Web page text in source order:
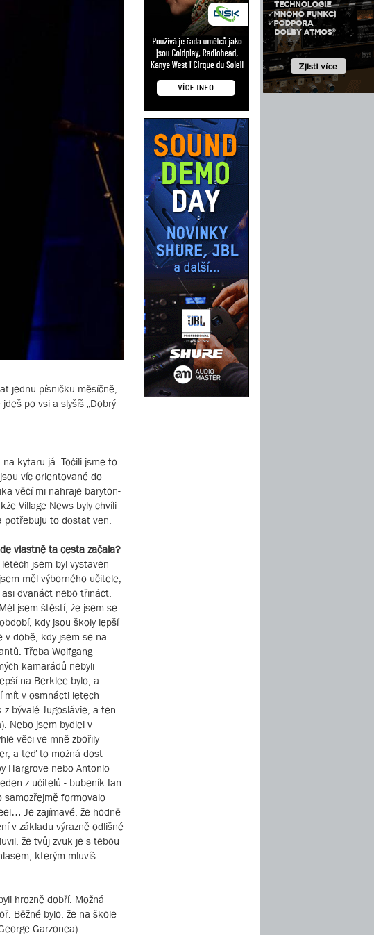
jednu písničku měsíčně,
po vsi a slyšíš „Dobrý
kytaru já. Točili jsme to
víc orientované do
věcí mi nahraje baryton-
Village News byly chvíli
potřebuju to dostat ven.
vlastně ta cesta začala?
jsem byl vystaven
měl výborného učitele,
dvanáct nebo třináct.
jsem štěstí, že jsem se
kdy jsou školy lepší
v době, kdy jsem se na
Třeba Wolfgang
kamarádů nebyli
na Berklee bylo, a
mít v osmnácti letech
bývalé Jugoslávie, a ten
Nebo jsem bydlel v
věci ve mně zbořily
a teď to možná dost
Hargrove nebo Antonio
z učitelů - bubeník Ian
samozřejmě formovalo
Je zajímavé, že hodně
v základu výrazně odlišné
že tvůj zvuk je s tebou
kterým mluvíš.
hrozně dobří. Možná
Běžné bylo, že na škole
Garzonea).